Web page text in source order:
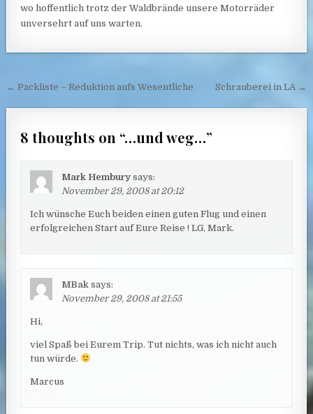
wo hoffentlich trotz der Waldbrände unsere Motorräder
unversehrt auf uns warten.
Post navigation
← Packliste – Reduktion aufs Wesentliche Schrauberei in LA →
8 thoughts on “…und weg…”
Mark Hembury says:
November 29, 2008 at 20:12
Ich wünsche Euch beiden einen guten Flug und einen
erfolgreichen Start auf Eure Reise ! LG, Mark.
MBak says:
November 29, 2008 at 21:55
Hi,
viel Spaß bei Eurem Trip. Tut nichts, was ich nicht auch
tun würde.
Marcus